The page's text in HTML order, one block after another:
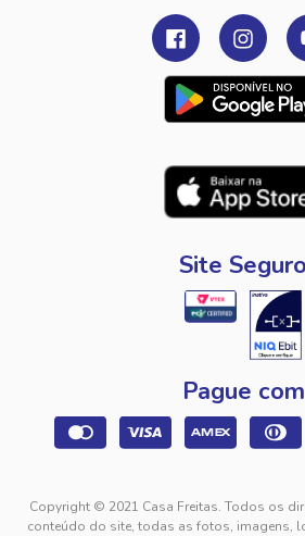
Site Seguro
Pague com
Copyright © 2021 Casa Freitas. Todos os
conteúdo do site, todas as fotos, imagens,